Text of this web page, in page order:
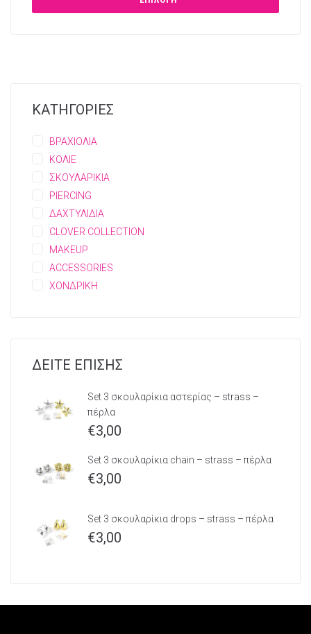
ΚΑΤΗΓΟΡΙΕΣ
ΒΡΑΧΙΟΛΙΑ
ΚΟΛΙΕ
ΣΚΟΥΛΑΡΙΚΙΑ
PIERCING
ΔΑΧΤΥΛΙΔΙΑ
CLOVER COLLECTION
MAKEUP
ACCESSORIES
ΧΟΝΔΡΙΚΗ
ΔΕΙΤΕ ΕΠΙΣΗΣ
Set 3 σκουλαρίκια αστερίας – strass –
πέρλα
€3,00
Set 3 σκουλαρίκια chain – strass – πέρλα
€3,00
Set 3 σκουλαρίκια drops – strass – πέρλα
€3,00